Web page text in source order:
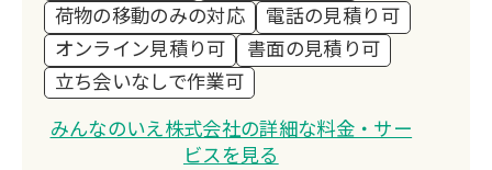
荷物の移動のみの対応
電話の見積り可
オンライン見積り可
書面の見積り可
立ち会いなしで作業可
みんなのいえ株式会社の詳細な料金・サー
ビスを見る